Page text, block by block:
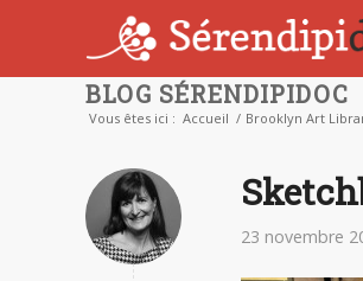
BLOG SÉRENDIPIDOC
Vous êtes ici : Accueil / Brooklyn Art
23 novembre